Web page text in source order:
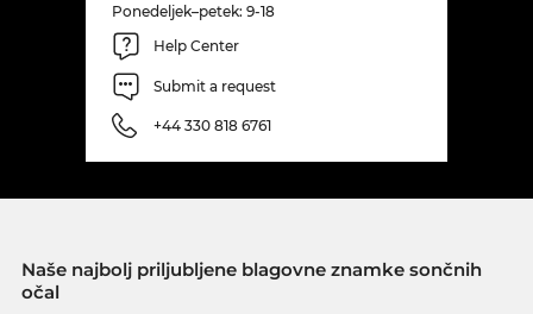
Ponedeljek–petek: 9-18
Help Center
Submit a request
+44 330 818 6761
Naše najbolj priljubljene blagovne znamke sončnih
očal